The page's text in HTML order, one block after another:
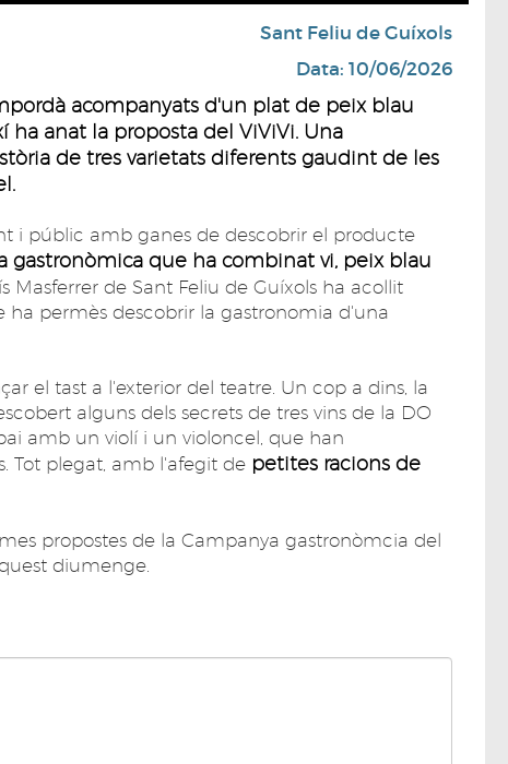
Sant Feliu de Guíxols
Data: 10/06/2026
acompanyats d'un plat de peix blau
ha anat la proposta del ViViVi. Una
de tres varietats diferents gaudint de les
i públic amb ganes de descobrir el producte
gastronòmica que ha combinat vi, peix blau
Masferrer de Sant Feliu de Guíxols ha acollit
ha permès descobrir la gastronomia d'una
el tast a l'exterior del teatre. Un cop a dins, la
alguns dels secrets de tres vins de la DO
amb un violí i un violoncel, que han
Tot plegat, amb l'afegit de petites racions de
propostes de la Campanya gastronòmcia del
diumenge.